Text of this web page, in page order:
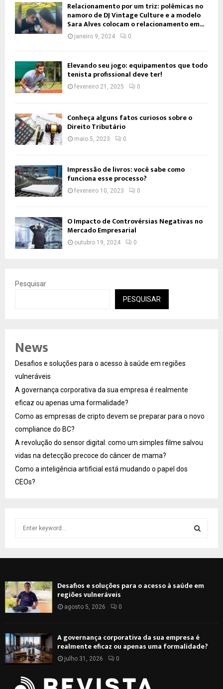
Relacionamento por um triz: polêmicas no
namoro de DJ Vintage Culture e a modelo
Sara Alves colocam o relacionamento em...
janeiro 9, 2024 0
Elevando seu jogo: equipamentos que todo
tenista profissional deve ter!
fevereiro 21, 2025 0
Conheça alguns fatos curiosos sobre o
Direito Tributário
maio 5, 2023 0
Impressão de livros: você sabe como
funciona esse processo?
fevereiro 10, 2023 0
O Impacto de Controvérsias Negativas no
Mercado Empresarial
outubro 19, 2024 0
Pesquisar
PESQUISAR
News
Desafios e soluções para o acesso à saúde em regiões
vulneráveis
A governança corporativa da sua empresa é realmente
eficaz ou apenas uma formalidade?
Como as empresas de cripto devem se preparar para o novo
compliance do BC?
A revolução do sensor digital: como um simples filme salvou
vidas na detecção precoce do câncer de mama?
Como a inteligência artificial está mudando o papel dos
CEOs?
f
o
r
A
H
Desafios e soluções para o acesso à saúde em
regiões vulneráveis
agosto 5, 2026 0
A governança corporativa da sua empresa é
realmente eficaz ou apenas uma formalidade?
julho 31, 2026 0